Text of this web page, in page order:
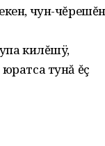
чун-чĕрешĕн
килĕшÿ,
тунă ĕç